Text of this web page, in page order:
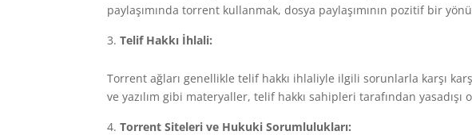
paylaşımında torrent kullanmak, dosya paylaşımının pozitif bir
Telif Hakkı İhlali:
Torrent ağları genellikle telif hakkı ihlaliyle ilgili sorunlarla karşı
ve yazılım gibi materyaller, telif hakkı sahipleri tarafından
Torrent Siteleri ve Hukuki Sorumlulukları: